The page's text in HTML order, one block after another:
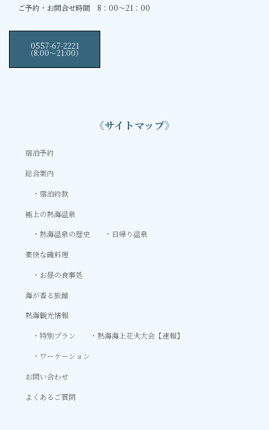
ご予約・お問合せ時間 8：00～21：00
0557-67-2221
（8:00〜21:00）
《サイトマップ》
宿泊予約
総合案内
宿泊約款
極上の熱海温泉
熱海温泉の歴史
日帰り温泉
豪快な磯料理
お昼の食事処
海が香る旅館
熱海観光情報
特別プラン
熱海海上花火大会【速報】
ワーケーション
お問い合わせ
よくあるご質問